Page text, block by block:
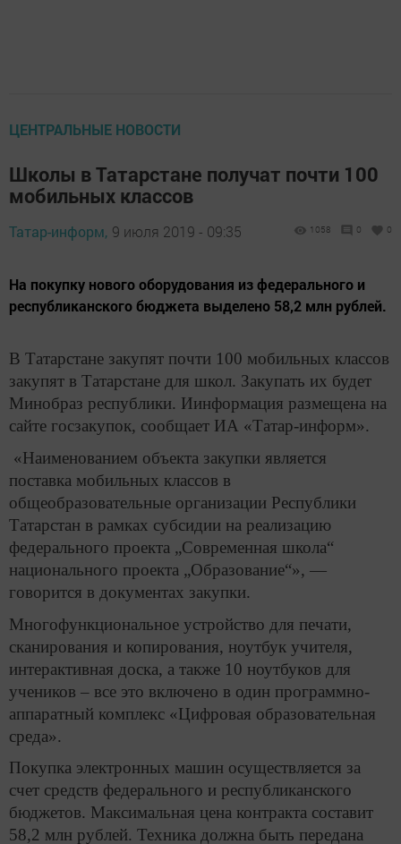
ЦЕНТРАЛЬНЫЕ НОВОСТИ
Школы в Татарстане получат почти 100
мобильных классов
Татар-информ, 9 июля 2019 - 09:35 1058 0 0
На покупку нового оборудования из федерального и
республиканского бюджета выделено 58,2 млн рублей.
В Татарстане закупят почти 100 мобильных классов
закупят в Татарстане для школ. Закупать их будет
Минобраз республики. Иинформация размещена на
сайте госзакупок, сообщает ИА «Татар-информ».
«Наименованием объекта закупки является
поставка мобильных классов в
общеобразовательные организации Реcпублики
Татарстан в рамках субсидии на реализацию
федерального проекта „Современная школа“
национального проекта „Образование“», —
говорится в документах закупки.
Многофункциональное устройство для печати,
сканирования и копирования, ноутбук учителя,
интерактивная доска, а также 10 ноутбуков для
учеников – все это включено в один программно-
аппаратный комплекс «Цифровая образовательная
среда».
Покупка электронных машин осуществляется за
счет средств федерального и республиканского
бюджетов. Максимальная цена контракта составит
58,2 млн рублей. Техника должна быть передана